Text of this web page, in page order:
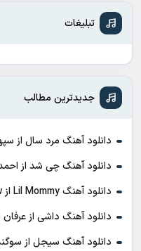
تبلیغات
جدیدترین مطالب
دانلود آهنگ مرد سال از سپهر خلسه
دانلود آهنگ چی شد از احمد سلو با
دانلود آهنگ Lil Mommy از Outlaw با کیفیت 320 + متن آهنگ
دانلود آهنگ داشی از عرفان با کیفیت
دانلود آهنگ سیجل از سوگند با